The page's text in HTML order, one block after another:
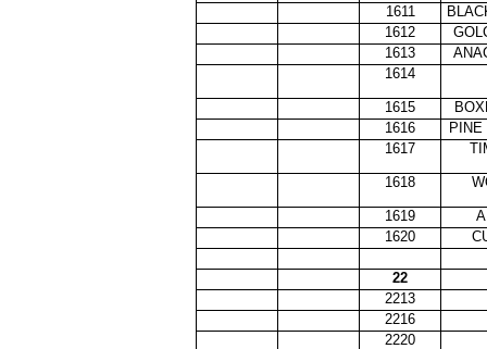
1611
1612
1613
1614
1615
1616
PINE
1617
1618
1619
1620
22
2213
2216
2220